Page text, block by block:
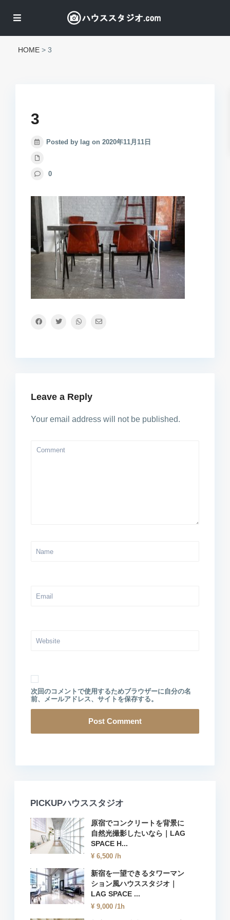
HOME > 3
3
Posted by lag on 2020年11月11日
0
Leave a Reply
Your email address will not be published.
次回のコメントで使用するためブラウザーに自分の名
前、メールアドレス、サイトを保存する。
PICKUPハウススタジオ
原宿でコンクリートを背景に
自然光撮影したいなら｜LAG
SPACE H...
¥ 6,500 /h
新宿を一望できるタワーマン
ション風ハウススタジオ｜
LAG SPACE ...
¥ 9,000 /1h